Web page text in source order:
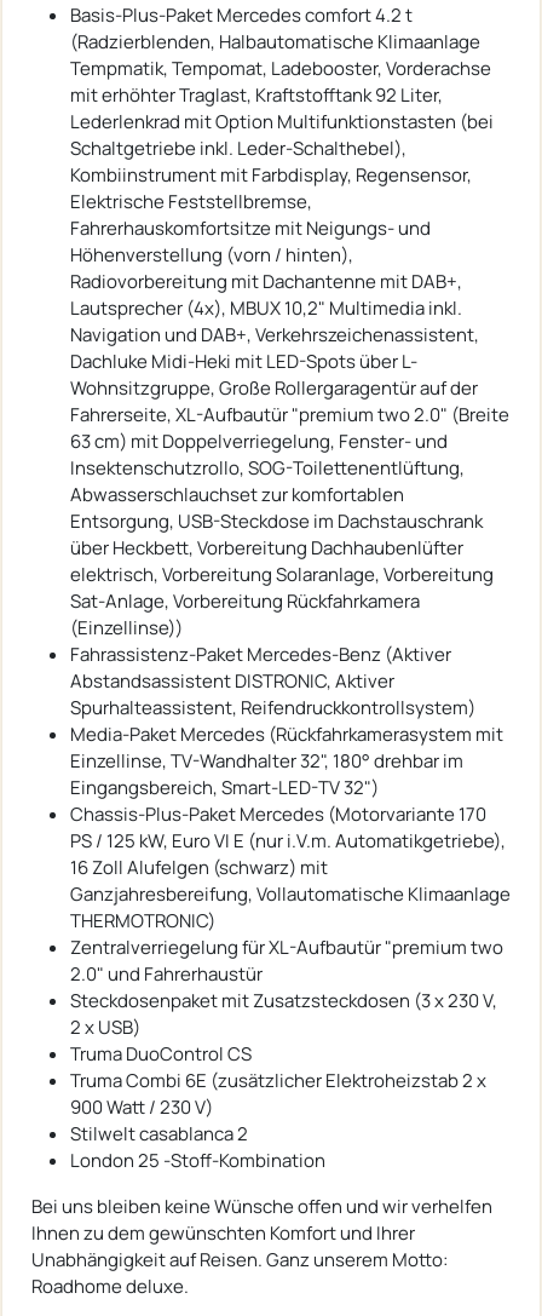
Basis-Plus-Paket Mercedes comfort 4.2 t
(Radzierblenden, Halbautomatische Klimaanlage
Tempmatik, Tempomat, Ladebooster, Vorderachse
mit erhöhter Traglast, Kraftstofftank 92 Liter,
Lederlenkrad mit Option Multifunktionstasten (bei
Schaltgetriebe inkl. Leder-Schalthebel),
Kombiinstrument mit Farbdisplay, Regensensor,
Elektrische Feststellbremse,
Fahrerhauskomfortsitze mit Neigungs- und
Höhenverstellung (vorn / hinten),
Radiovorbereitung mit Dachantenne mit DAB+,
Lautsprecher (4x), MBUX 10,2" Multimedia inkl.
Navigation und DAB+, Verkehrszeichenassistent,
Dachluke Midi-Heki mit LED-Spots über L-
Wohnsitzgruppe, Große Rollergaragentür auf der
Fahrerseite, XL-Aufbautür "premium two 2.0" (Breite
63 cm) mit Doppelverriegelung, Fenster- und
Insektenschutzrollo, SOG-Toilettenentlüftung,
Abwasserschlauchset zur komfortablen
Entsorgung, USB-Steckdose im Dachstauschrank
über Heckbett, Vorbereitung Dachhaubenlüfter
elektrisch, Vorbereitung Solaranlage, Vorbereitung
Sat-Anlage, Vorbereitung Rückfahrkamera
(Einzellinse))
Fahrassistenz-Paket Mercedes-Benz (Aktiver
Abstandsassistent DISTRONIC, Aktiver
Spurhalteassistent, Reifendruckkontrollsystem)
Media-Paket Mercedes (Rückfahrkamerasystem mit
Einzellinse, TV-Wandhalter 32", 180° drehbar im
Eingangsbereich, Smart-LED-TV 32")
Chassis-Plus-Paket Mercedes (Motorvariante 170
PS / 125 kW, Euro VI E (nur i.V.m. Automatikgetriebe),
16 Zoll Alufelgen (schwarz) mit
Ganzjahresbereifung, Vollautomatische Klimaanlage
THERMOTRONIC)
Zentralverriegelung für XL-Aufbautür "premium two
2.0" und Fahrerhaustür
Steckdosenpaket mit Zusatzsteckdosen (3 x 230 V,
2 x USB)
Truma DuoControl CS
Truma Combi 6E (zusätzlicher Elektroheizstab 2 x
900 Watt / 230 V)
Stilwelt casablanca 2
London 25 -Stoff-Kombination
Bei uns bleiben keine Wünsche offen und wir verhelfen
Ihnen zu dem gewünschten Komfort und Ihrer
Unabhängigkeit auf Reisen. Ganz unserem Motto:
Roadhome deluxe.